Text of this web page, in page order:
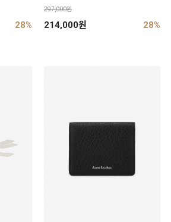
28%
297,000원
214,000원 28%